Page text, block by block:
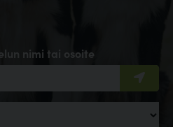
nimi tai osoite